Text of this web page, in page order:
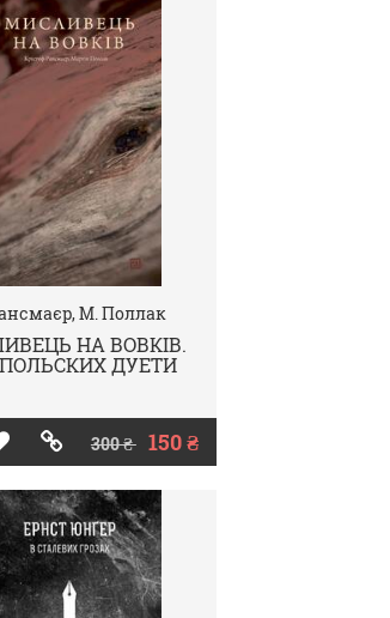
М. Поллак
НА ВОВКІВ.
ДУЕТИ
300 ₴ 150 ₴